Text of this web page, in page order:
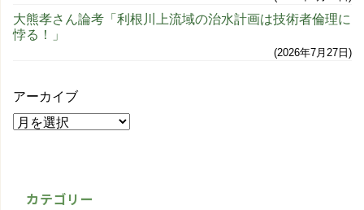
大熊孝さん論考「利根川上流域の治水計画は技術者倫理に
悖る！」
2026年7月27日
アーカイブ
カテゴリー